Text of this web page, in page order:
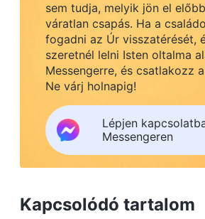
az jól elvégzett munkának
hamis vezetők elmulasztják
követését, és nem tesznek
eredményeképpen
dolgozók elhanyagolják a
olyan képesség, amelynek
és figyelmesebben kell
kövessék, felügyeljék és
munka normális
sem tudja, melyik jön el
váratlan csapás. Ha a
fogadni az Úr visszatérését,
szeretnél lelni Isten oltalma
Messengerre, és csatlakozz
Ne várj holnapig!
Lépjen
Messengeren
Kapcsolódó tartalom